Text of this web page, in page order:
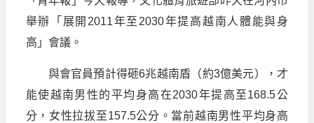
舉辦「展開2011年至2030年提高越南人體能與身
高」會議。
與會官員預計得砸6兆越南盾（約3億美元），才
能使越南男性的平均身高在2030年提高至168.5公
分，女性拉拔至157.5公分。當前越南男性平均身高